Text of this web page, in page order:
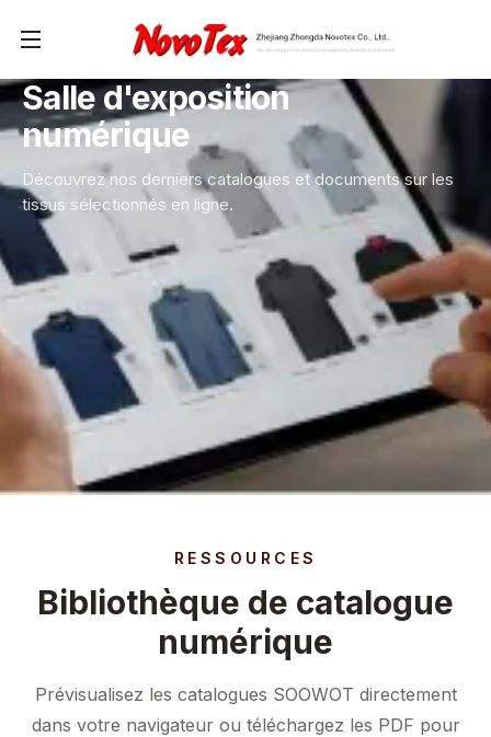
Salle d'exposition
numérique
Découvrez nos derniers catalogues et documents sur les
tissus sélectionnés en ligne.
RESSOURCES
Bibliothèque de catalogue
numérique
Prévisualisez les catalogues SOOWOT directement
dans votre navigateur ou téléchargez les PDF pour